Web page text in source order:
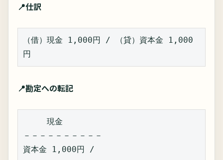
📍仕訳
（借）現金 1,000円 / （貸）資本金 1,000
円
📍勘定への転記
現金
－－－－－－－－－－
資本金 1,000円 /